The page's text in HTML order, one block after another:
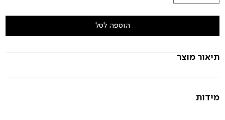
הוספה לסל
תיאור מוצר
מידות